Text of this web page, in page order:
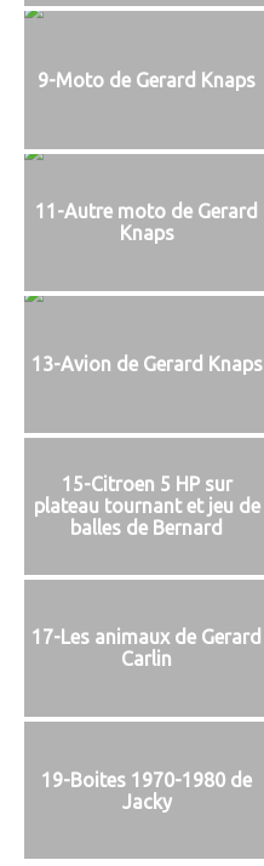
9-Moto de Gerard Knaps
11-Autre moto de Gerard
Knaps
13-Avion de Gerard Knaps
15-Citroen 5 HP sur
plateau tournant et jeu de
balles de Bernard
17-Les animaux de Gerard
Carlin
19-Boites 1970-1980 de
Jacky